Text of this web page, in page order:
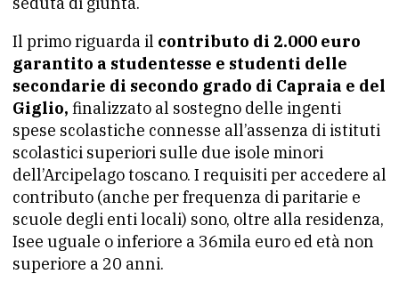
Il primo riguarda il contributo di 2.000 euro
garantito a studentesse e studenti delle
secondarie di secondo grado di Capraia e del
Giglio, finalizzato al sostegno delle ingenti
spese scolastiche connesse all’assenza di istituti
scolastici superiori sulle due isole minori
dell’Arcipelago toscano. I requisiti per accedere al
contributo (anche per frequenza di paritarie e
scuole degli enti locali) sono, oltre alla residenza,
Isee uguale o inferiore a 36mila euro ed età non
superiore a 20 anni.